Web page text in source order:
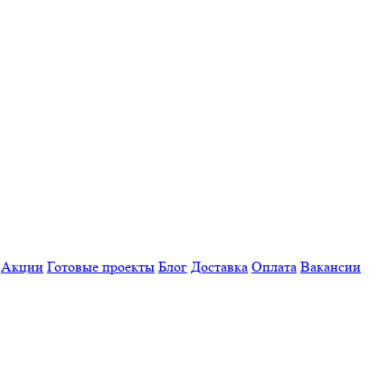
Акции Готовые проекты Блог Доставка Оплата Вакансии